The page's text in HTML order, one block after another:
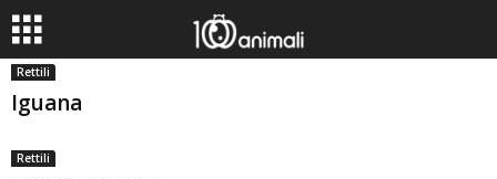
Rettili
Iguana
Rettili